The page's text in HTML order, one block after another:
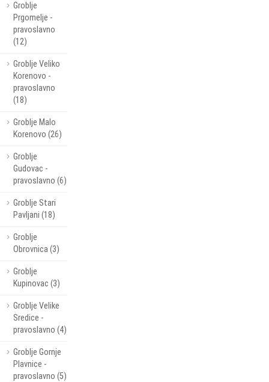
Groblje
Prgomelje -
pravoslavno
(12)
Groblje Veliko
Korenovo -
pravoslavno
(18)
Groblje Malo
Korenovo (26)
Groblje
Gudovac -
pravoslavno (6)
Groblje Stari
Pavljani (18)
Groblje
Obrovnica (3)
Groblje
Kupinovac (3)
Groblje Velike
Sredice -
pravoslavno (4)
Groblje Gornje
Plavnice -
pravoslavno (5)